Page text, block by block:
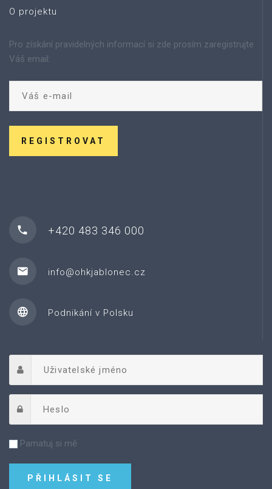
O projektu
Pro získání pravidelných informací si zde prosím zaregistrujte
Váš email:
REGISTROVAT
+420 483 346 000
info@ohkjablonec.cz
Podnikání v Polsku
Pamatuj si mě